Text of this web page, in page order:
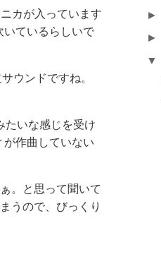
カが入っています
いているらしいで
ウンドですね。
たいな感じを受け
が作曲していない
。と思って聞いて
うので、びっくり
►
►
▼